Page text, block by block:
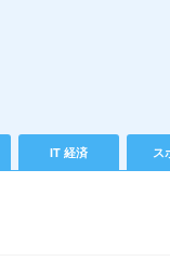
IT 経済 ス